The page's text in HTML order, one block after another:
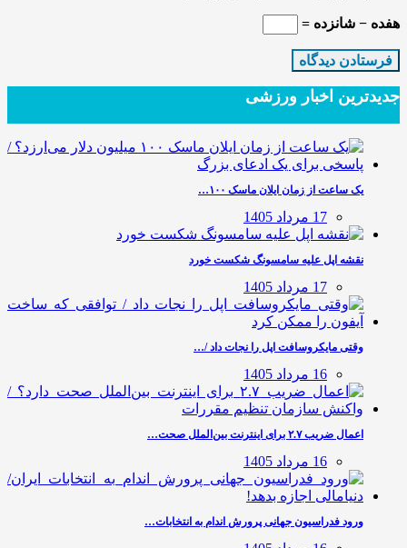
هفده − شانزده =
جدیدترین‌ اخبار ورزشی
یک ساعت از زمان ایلان ماسک ۱۰۰…
17 مرداد 1405
نقشه اپل علیه سامسونگ شکست خورد
17 مرداد 1405
وقتی مایکروسافت اپل را نجات داد /…
16 مرداد 1405
اعمال ضریب ۲.۷ برای اینترنت بین‌الملل صحت…
16 مرداد 1405
ورود فدراسیون جهانی پرورش اندام به انتخابات…